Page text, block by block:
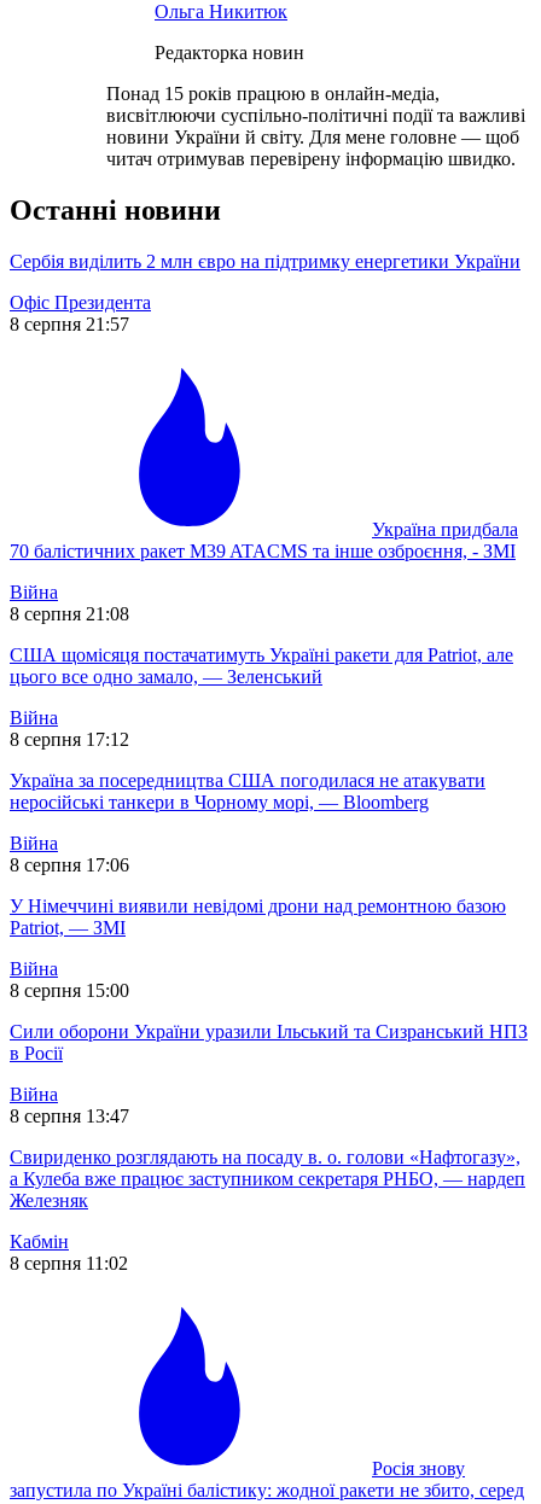
Ольга Никитюк
Редакторка новин
Понад 15 років працюю в онлайн-медіа,
висвітлюючи суспільно-політичні події та важливі
новини України й світу. Для мене головне — щоб
читач отримував перевірену інформацію швидко.
Останні новини
Сербія виділить 2 млн євро на підтримку енергетики України
Офіс Президента
8 серпня 21:57
Україна придбала
70 балістичних ракет M39 ATACMS та інше озброєння, - ЗМІ
Війна
8 серпня 21:08
США щомісяця постачатимуть Україні ракети для Patriot, але
цього все одно замало, — Зеленський
Війна
8 серпня 17:12
Україна за посередництва США погодилася не атакувати
неросійські танкери в Чорному морі, — Bloomberg
Війна
8 серпня 17:06
У Німеччині виявили невідомі дрони над ремонтною базою
Patriot, — ЗМІ
Війна
8 серпня 15:00
Сили оборони України уразили Ільський та Сизранський НПЗ
в Росії
Війна
8 серпня 13:47
Свириденко розглядають на посаду в. о. голови «Нафтогазу»,
а Кулеба вже працює заступником секретаря РНБО, — нардеп
Железняк
Кабмін
8 серпня 11:02
Росія знову
запустила по Україні балістику: жодної ракети не збито, серед